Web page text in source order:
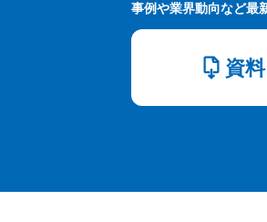
事例や業界動向など最
資